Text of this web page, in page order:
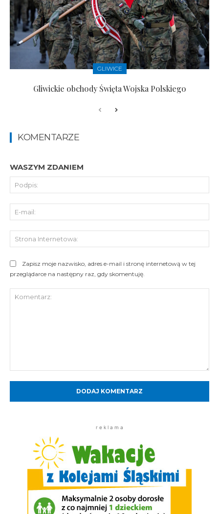
GLIWICE
Gliwickie obchody Święta Wojska Polskiego
KOMENTARZE
WASZYM ZDANIEM
Zapisz moje nazwisko, adres e-mail i stronę internetową w tej
przeglądarce na następny raz, gdy skomentuję.
r e k l a m a